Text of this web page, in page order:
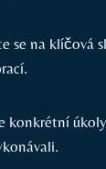
se na klíčová​
konkrétní